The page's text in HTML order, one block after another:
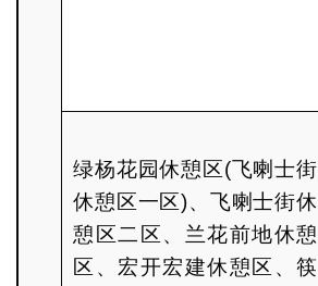
绿杨花园休憩区(飞喇士街
休憩区一区)、飞喇士街休
憩区二区、兰花前地休憩
区、宏开宏建休憩区、筷